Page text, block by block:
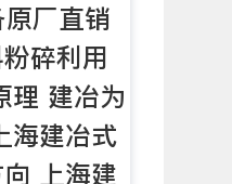
厂直销
碎利用
理 建冶为
海建冶式
上海建